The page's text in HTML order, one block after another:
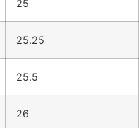
25
25.25
25.5
26